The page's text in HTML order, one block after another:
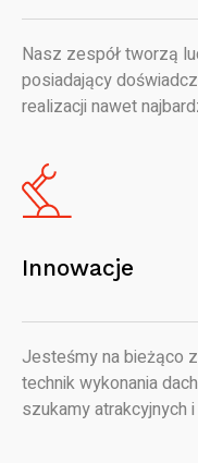
Nasz zespół tworzą
posiadający
realizacji nawet
Innowacje
Jesteśmy na bieżąco
technik wykonania
szukamy atrakcyjnych